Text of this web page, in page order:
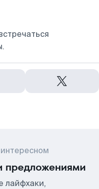
предложениями
лайфхаки,